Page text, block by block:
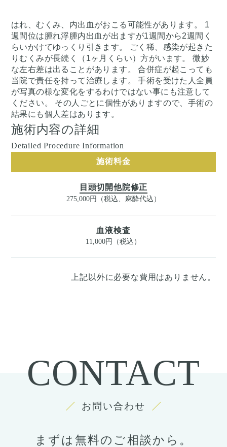
はれ、むくみ、内出血がおこる可能性があります。 1
週間位は腫れ浮腫内出血が出ますが1週間から2週間く
らいかけてゆっくり引きます。 ごく稀、感染が起きた
りむくみが長続く（1ヶ月くらい）方がいます。 微妙
な左右差は出ることがあります。 合併症が起こっても
当院で責任を持って治療します。 手術を受けた人全員
が写真の様な変化をするわけではない事にも注意して
ください。 その人ごとに個性がありますので、手術の
結果にも個人差はあります。
施術内容の詳細
Detailed Procedure Information
施術料金
目頭切開他院修正
275,000円（税込、麻酔代込）
血液検査
11,000円（税込）
上記以外に必要な費用はありません。
CONTACT
お問い合わせ
まずは無料のご相談から。